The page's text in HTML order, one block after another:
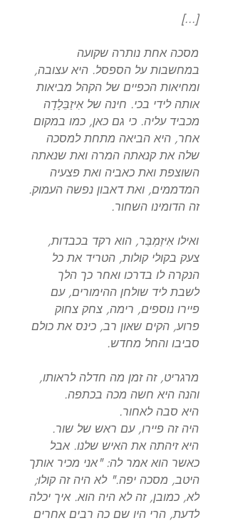
[...]
מסכה אחת נותרה שקועה
במחשבות על הספסל. היא עצובה,
ומחיאות הכפיים של הקהל מביאות
אותה לידי בכי. חינה של אִיזַבֵּלָדָה
מכביד עליה. כי גם כאן, כמו במקום
אחר, היא הביאה מתחת למסכה
שלה את קנאתה המרה ואת שנאתה
השוצפת ואת כאביה ואת פצעיה
המדממים, ואת דאבון נפשה העמוק.
זה הדומינו השחור.
ואילו אִיזַמְבַּר, הוא רקד בכבדות,
צעק בקולי קולות, הטריד את כל
הנקרה לו בדרכו ואחר כך הלך
לשבת ליד שולחן ההימורים, עם
פיירו נוספים, רימה, צחק צחוק
פרוע, הקים שאון רב, כינס את כולם
סביבו והחל מחדש.
מרגריט, זה זמן מה חדלה לראותו,
והנה היא חשה מכה בכתפה.
היא סבה לאחור.
היה זה פיירו, עם ראש של שור.
היא זיהתה את האיש שלנו. אבל
כאשר הוא אמר לה: "אני מכיר אותך
היטב, מסכה יפה." לא היה זה קולו;
לא, כמובן, זה לא היה הוא. איך יכלה
לדעת, הרי היו שם כה רבים אחרים